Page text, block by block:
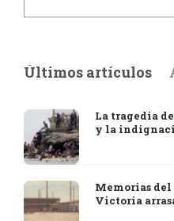
Últimos artículos
La tragedia
y la
Memorias
Victoria